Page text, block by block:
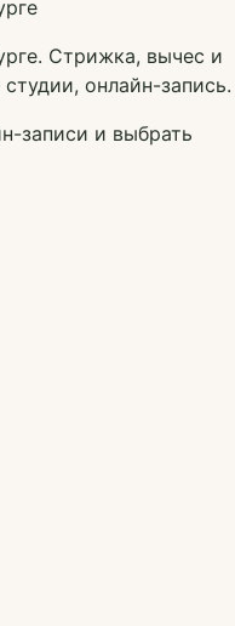
Стрижка, вычес и
онлайн-запись.
записи и выбрать